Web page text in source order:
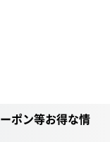
ポン等お得な情